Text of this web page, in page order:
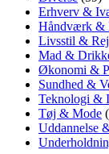
Erhverv &
Håndværk &
Livsstil &
Mad &
Økonomi &
Sundhed &
Teknologi &
Tøj & Mode
Uddannelse